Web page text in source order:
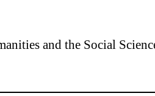
and the Social